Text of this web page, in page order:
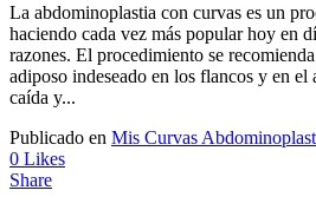
La abdominoplastia con curvas es un
haciendo cada vez más popular hoy en
razones. El procedimiento se
adiposo indeseado en los flancos y en
caída y...
Publicado en Mis Curvas
0 Likes
Share